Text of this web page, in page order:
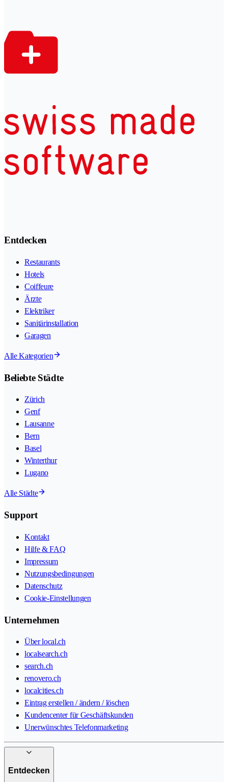
Entdecken
Restaurants
Hotels
Coiffeure
Ärzte
Elektriker
Sanitärinstallation
Garagen
Alle Kategorien
Beliebte Städte
Zürich
Genf
Lausanne
Bern
Basel
Winterthur
Lugano
Alle Städte
Support
Kontakt
Hilfe & FAQ
Impressum
Nutzungsbedingungen
Datenschutz
Cookie-Einstellungen
Unternehmen
Über local.ch
localsearch.ch
search.ch
renovero.ch
localcities.ch
Eintrag erstellen / ändern / löschen
Kundencenter für Geschäftskunden
Unerwünschtes Telefonmarketing
Entdecken